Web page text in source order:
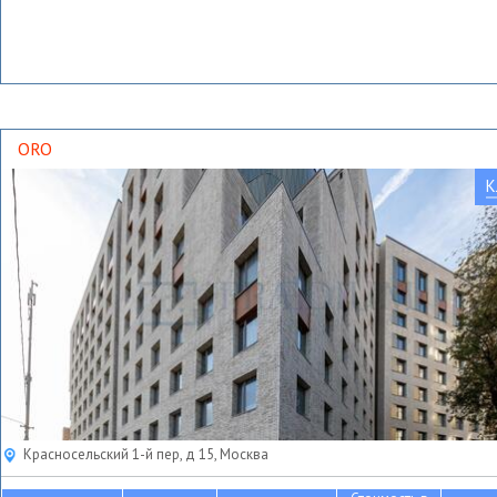
ORO
Красносельский 1-й пер, д 15, Москва